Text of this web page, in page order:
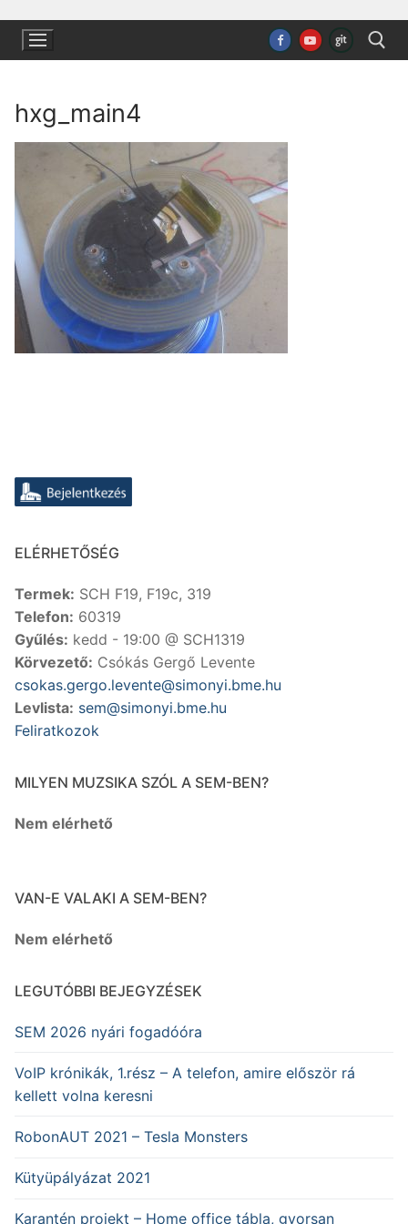
tartalomra
hxg_main4
ELÉRHETŐSÉG
Termek: SCH F19, F19c, 319
Telefon: 60319
Gyűlés: kedd - 19:00 @ SCH1319
Körvezető: Csókás Gergő Levente
csokas.gergo.levente@simonyi.bme.hu
Levlista: sem@simonyi.bme.hu
Feliratkozok
MILYEN MUZSIKA SZÓL A SEM-BEN?
Nem elérhető
VAN-E VALAKI A SEM-BEN?
Nem elérhető
LEGUTÓBBI BEJEGYZÉSEK
SEM 2026 nyári fogadóóra
VoIP krónikák, 1.rész – A telefon, amire először rá
kellett volna keresni
RobonAUT 2021 – Tesla Monsters
Kütyüpályázat 2021
Karantén projekt – Home office tábla, gyorsan